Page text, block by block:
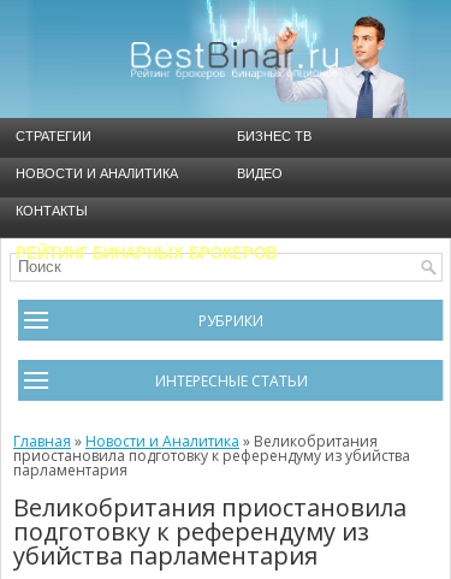
СТРАТЕГИИ БИЗНЕС ТВ
НОВОСТИ И АНАЛИТИКА ВИДЕО
КОНТАКТЫ
РЕЙТИНГ БИНАРНЫХ БРОКЕРОВ
РУБРИКИ
Брокеры
Видео
Инструменты
Новости и Аналитика
Общая информация
Определения
ИНТЕРЕСНЫЕ СТАТЬИ
Черный список брокеров
Ошибки в бинарном трейдинге
Психологии трейдинга
Главная »Новости и Аналитика » Великобритания
приостановила подготовку к референдуму из убийства
парламентария
Великобритания приостановила
подготовку к референдуму из
убийства парламентария